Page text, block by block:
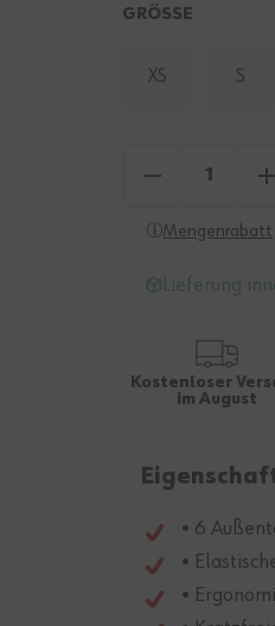
GRÖSSE
XS S
Mengenrabatt
Lieferung
Kostenloser
im August
• 6
•
•